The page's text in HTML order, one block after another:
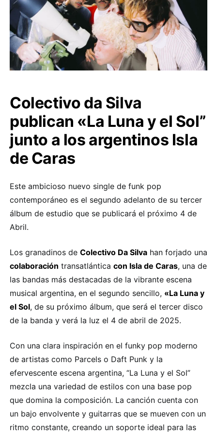
Colectivo da Silva
publican «La Luna y el Sol”
junto a los argentinos Isla
de Caras
Este ambicioso nuevo single de funk pop
contemporáneo es el segundo adelanto de su tercer
álbum de estudio que se publicará el próximo 4 de
Abril.
Los granadinos de Colectivo Da Silva han forjado una
colaboración transatlántica con Isla de Caras, una de
las bandas más destacadas de la vibrante escena
musical argentina, en el segundo sencillo, «La Luna y
el Sol, de su próximo álbum, que será el tercer disco
de la banda y verá la luz el 4 de abril de 2025.
Con una clara inspiración en el funky pop moderno
de artistas como Parcels o Daft Punk y la
efervescente escena argentina, “La Luna y el Sol”
mezcla una variedad de estilos con una base pop
que domina la composición. La canción cuenta con
un bajo envolvente y guitarras que se mueven con un
ritmo constante, creando un soporte ideal para las